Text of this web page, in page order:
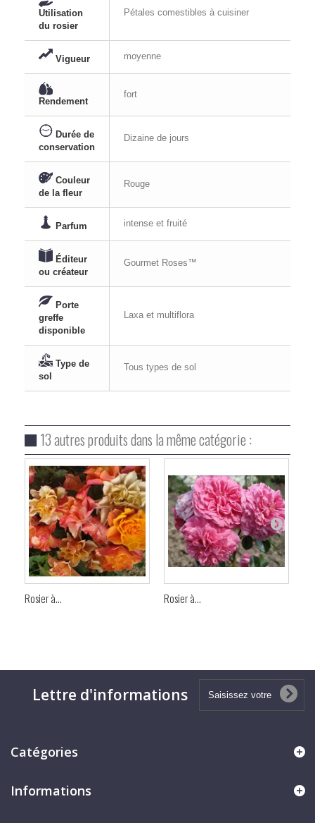
Utilisation
du rosier
Pétales comestibles à cuisiner
Vigueur moyenne
Rendement
fort
Durée de
conservation
Dizaine de jours
Couleur
de la fleur
Rouge
Parfum intense et fruité
Éditeur
ou créateur
Gourmet Roses™
Porte
greffe
disponible
Laxa et multiflora
Type de
sol
Tous types de sol
13 autres produits dans la même catégorie :
Rosier à... Rosier à...
Lettre d'informations
Catégories
Informations